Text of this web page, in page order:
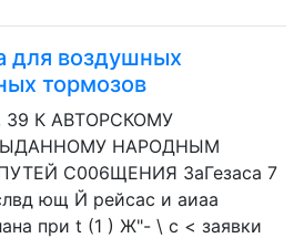
для воздушных
тормозов
39 К АВТОРСКОМУ
НАРОДНЫМ
С006ЩЕНИЯ ЗаГезаса 7
ющ Й рейсас и аиаа
при t (1 ) Ж"- \ с < заявки